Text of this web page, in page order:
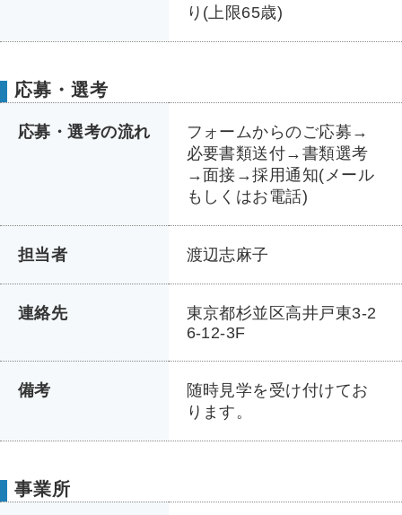
り(上限65歳)
応募・選考
応募・選考の流れ
フォームからのご応募→
必要書類送付→書類選考
→面接→採用通知(メール
もしくはお電話)
担当者 渡辺志麻子
連絡先
東京都杉並区高井戸東3-2
6-12-3F
備考
随時見学を受け付けてお
ります。
事業所